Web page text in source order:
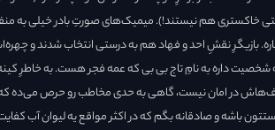
خاکستری هم نیستند!). میمیک‌های صورتِ بادر خیلی
بازیگرِ نقشِ احد و فهاد هم به درستی انتخاب شدند و
داره به نامِ تاج بی بی که عمه فجر هست. به خاطرِ
در امان نیست، گاهی به حدی مخاطب رو حرص می‌ده که
باشه و صادقانه بگم که در اکثر مواقع یه لیوان آب